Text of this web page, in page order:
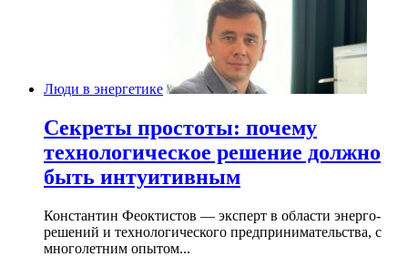
Люди в энергетике
Секреты простоты: почему
технологическое решение должно
быть интуитивным
Константин Феоктистов — эксперт в области энерго-
решений и технологического предпринимательства, с
многолетним опытом...